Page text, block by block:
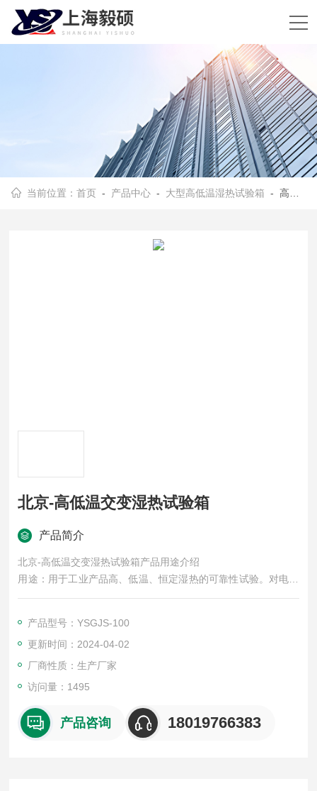
当前位置：首页 - 产品中心 - 大型高低温湿热试验箱 - 高低温交变湿热试验箱型号选择
北京-高低温交变湿热试验箱
产品简介
北京-高低温交变湿热试验箱产品用途介绍
用途：用于工业产品高、低温、恒定湿热的可靠性试验。对电子
电工、汽车摩托、航空航天、船舶兵器、高等院校、科研单位等
下，检验其各项性能指标。
产品型号：YSGJS-100
更新时间：2024-04-02
厂商性质：生产厂家
访问量：1495
产品咨询 18019766383